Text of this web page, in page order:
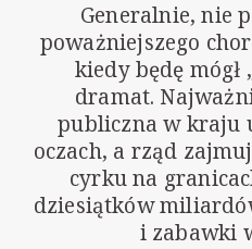
Generalnie, nie
poważniejszego
kiedy będę mógł
dramat.
publiczna w kraju
oczach, a rząd
cyrku na
dziesiątków
i zabawki